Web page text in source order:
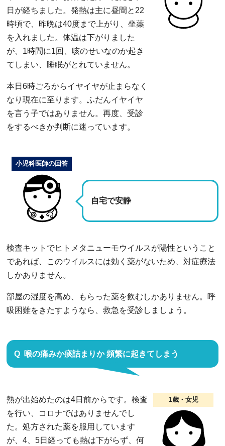
日が経ちました。発熱は主に昼間と22
時頃で、昨晩は40度まで上がり、坐薬
を入れました。体温は下がりました
が、1時間に1回、咳のせいなのか起き
てしまい、睡眠がとれていません。
本日6時ごろからイヤイヤが止まらなく
なり現在に至ります。ふだんイヤイヤ
を言う子ではありません。再度、受診
をするべきか判断に迷っています。
自宅で安静
小児科医師の回答
検査キットでヒトメタニューモウイルスが陽性ということ
であれば、このウイルスには効く薬がないため、対症療法
しかありません。
部屋の湿度を高め、もらった薬を飲むしかありません。呼
吸困難をきたすようなら、救急を受診しましょう。
喉の痛みか痰詰まりか 頻繁に起きてしまう
1歳・女児
熱が出始めたのは4日前からです。検査
を行い、コロナではありませんでし
た。処方された薬を服用しています
が、4、5日経っても熱は下がらず、何